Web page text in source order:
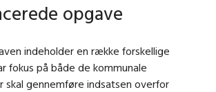
opgave
indeholder en række forskellige
fokus på både de kommunale
skal gennemføre indsatsen overfor